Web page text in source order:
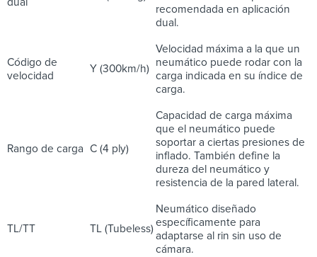
recomendada en aplicación
dual.
Código de
velocidad
Y (300km/h)
Velocidad máxima a la que un
neumático puede rodar con la
carga indicada en su índice de
carga.
Rango de carga C (4 ply)
Capacidad de carga máxima
que el neumático puede
soportar a ciertas presiones de
inflado. También define la
dureza del neumático y
resistencia de la pared lateral.
TL/TT TL (Tubeless)
Neumático diseñado
específicamente para
adaptarse al rin sin uso de
cámara.